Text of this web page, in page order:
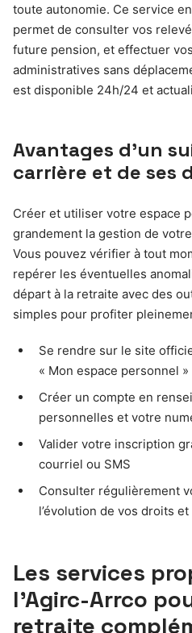
toute autonomie. Ce service
permet de consulter vos
future pension, et effectuer
administratives sans
est disponible 24h/24 et
Avantages d’un
carrière et de ses
Créer et utiliser votre espace
grandement la gestion de
Vous pouvez vérifier à tout
repérer les éventuelles
départ à la retraite avec des
simples pour profiter
Se rendre sur le site
« Mon espace personnel »
Créer un compte en
personnelles et votre
Valider votre inscription
courriel ou SMS
Consulter régulièrement
l’évolution de vos droits
Les services
l’Agirc-Arrco
retraite